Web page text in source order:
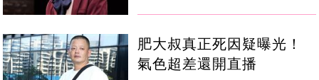
肥大叔真正死因疑曝光！
氣色超差還開直播